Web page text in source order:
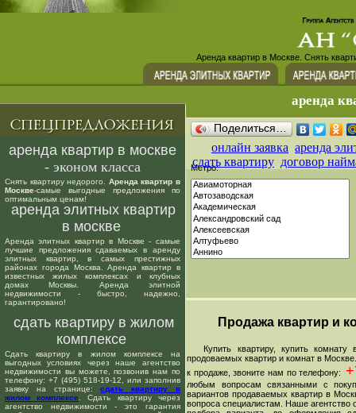
Аренда квартир в Москве. Снять
аренда
аренда квартир в москве
- эконом класса
Снять квартиру недорого. Аренда квартир в
Москве-самые выгодные предложения по
оптимальным ценам!
аренда элитных квартир
в москве
Аренда элитных квартир в Москве - самые
лучшие предложения сдаваемых в аренду
элитных квартир, в самых престижных
районах города Москва. Аренда квартир в
известных жилых комплексах и клубных
домах Москвы. Аренда элитной
недвижимости - быстро, надежно,
гарантировано!
сдать квартиру в жилом
комплексе
Сдать квартиру в жилом комплексе на
выгодных условиях через наше агентство
недвижимости вы можете, позвонив нам по
телефону: +7 (495) 518-19-12, или заполнив
заявку на странице:сдать квартиру в
жилом комплексе . Сдать квартиру через
агентство недвижимости - это гарантия
Поделиться…
онлайн заявка аренда
сдать квартиру договор
Метро:
Продажа квартир и
Купить квартиру, купить комнату
продоваемых квартир и комнат в
к продаже, звоните нам по телефону:
любым вопросам связанными с
вариантов продаваемых квартир в
вопроса специалистам. Наше агентство